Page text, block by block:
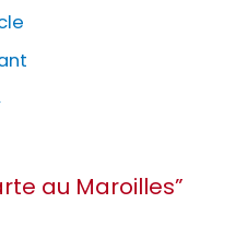
au Maroilles”